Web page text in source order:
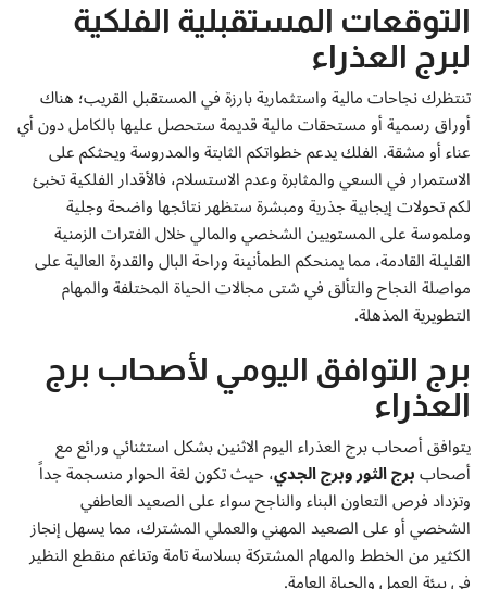
التوقعات المستقبلية الفلكية
لبرج العذراء
تنتظرك نجاحات مالية واستثمارية بارزة في المستقبل القريب؛ هناك
أوراق رسمية أو مستحقات مالية قديمة ستحصل عليها بالكامل دون أي
عناء أو مشقة. الفلك يدعم خطواتكم الثابتة والمدروسة ويحثكم على
الاستمرار في السعي والمثابرة وعدم الاستسلام، فالأقدار الفلكية تخبئ
لكم تحولات إيجابية جذرية ومبشرة ستظهر نتائجها واضحة وجلية
وملموسة على المستويين الشخصي والمالي خلال الفترات الزمنية
القليلة القادمة، مما يمنحكم الطمأنينة وراحة البال والقدرة العالية على
مواصلة النجاح والتألق في شتى مجالات الحياة المختلفة والمهام
التطويرية المذهلة.
برج التوافق اليومي لأصحاب برج
العذراء
يتوافق أصحاب برج العذراء اليوم الاثنين بشكل استثنائي ورائع مع
أصحاببرج الثور وبرج الجدي، حيث تكون لغة الحوار منسجمة جداً
وتزداد فرص التعاون البناء والناجح سواء على الصعيد العاطفي
الشخصي أو على الصعيد المهني والعملي المشترك، مما يسهل إنجاز
الكثير من الخطط والمهام المشتركة بسلاسة تامة وتناغم منقطع النظير
في بيئة العمل والحياة العامة.